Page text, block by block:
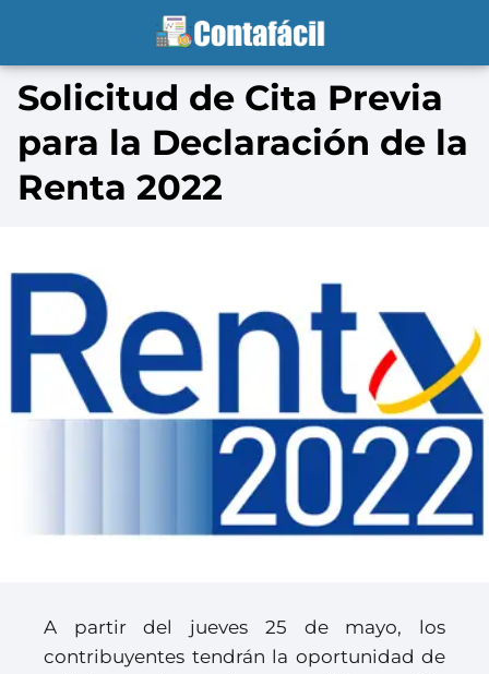
Solicitud de Cita Previa
para la Declaración de la
Renta 2022
A partir del jueves 25 de mayo, los
contribuyentes tendrán la oportunidad de